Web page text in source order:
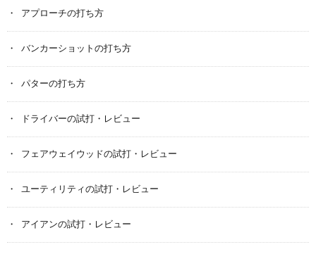
アプローチの打ち方
バンカーショットの打ち方
パターの打ち方
ドライバーの試打・レビュー
フェアウェイウッドの試打・レビュー
ユーティリティの試打・レビュー
アイアンの試打・レビュー